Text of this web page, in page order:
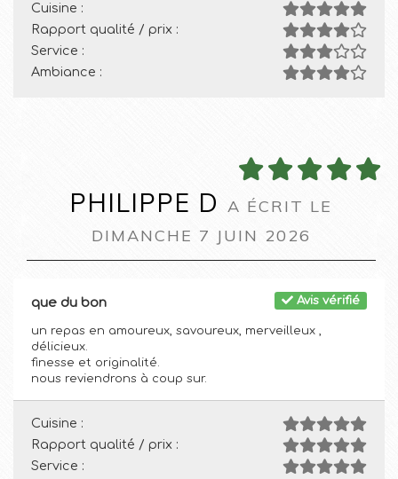
Cuisine :
Rapport qualité / prix :
Service :
Ambiance :
PHILIPPE D A ÉCRIT LE
DIMANCHE 7 JUIN 2026
Avis vérifié
que du bon
un repas en amoureux, savoureux, merveilleux ,
délicieux.
finesse et originalité.
nous reviendrons à coup sur.
Cuisine :
Rapport qualité / prix :
Service :